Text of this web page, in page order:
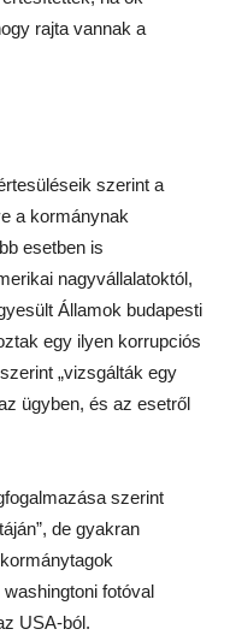
rajta vannak a
szerint a
a kormánynak
esetben is
nagyvállalatoktól,
Államok budapesti
egy ilyen korrupciós
„vizsgálták egy
ügyben, és az esetről
szerint
de gyakran
fotóval
USA-ból.